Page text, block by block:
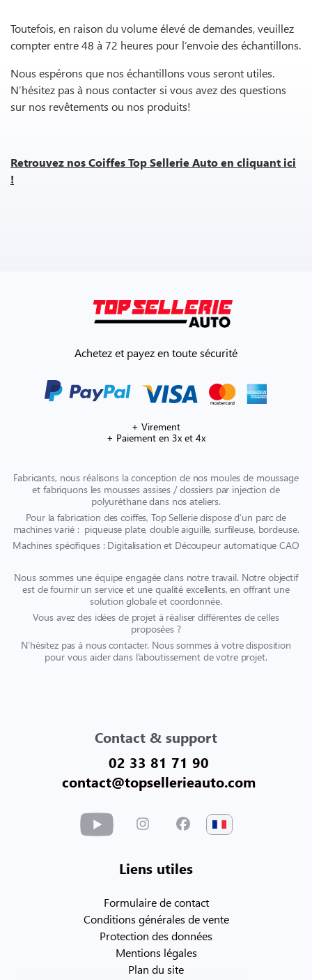
Toutefois, en raison du volume élevé de demandes, veuillez
compter entre 48 à 72 heures pour l’envoie des échantillons.
Nous espérons que nos échantillons vous seront utiles.
N’hésitez pas à nous contacter si vous avez des questions
sur nos revêtements ou nos produits!
Retrouvez nos Coiffes Top Sellerie Auto en cliquant ici
!
Achetez et payez en toute sécurité
+ Virement
+ Paiement en 3x et 4x
Fabricants, nous réalisons la conception de nos moules de moussage
et fabriquons les mousses assises / dossiers par injection de
polyuréthane dans nos ateliers.
Pour la fabrication des coiffes, Top Sellerie dispose d’un parc de
machines varié : piqueuse plate, double aiguille, surfileuse, bordeuse.
Machines spécifiques : Digitalisation et Découpeur automatique CAO
Nous sommes une équipe engagée dans notre travail. Notre objectif
est de fournir un service et une qualité excellents, en offrant une
solution globale et coordonnée.
Vous avez des idées de projet à réaliser différentes de celles
proposées ?
N’hésitez pas à nous contacter. Nous sommes à votre disposition
pour vous aider dans l’aboutissement de votre projet.
Contact & support
02 33 81 71 90
contact@topsellerieauto.com
Liens utiles
Formulaire de contact
Conditions générales de vente
Protection des données
Mentions légales
Plan du site